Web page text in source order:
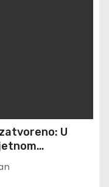
U